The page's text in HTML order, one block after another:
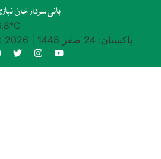
بانی سردار خان
2026
پاکستان: 24 صفر 1448